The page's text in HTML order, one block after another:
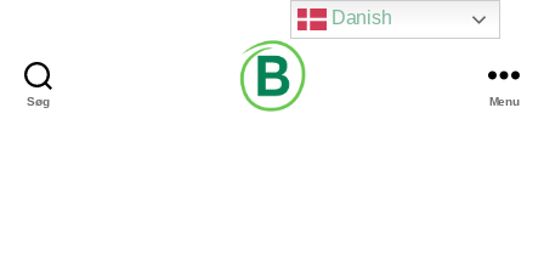
Søg Menu
Danish